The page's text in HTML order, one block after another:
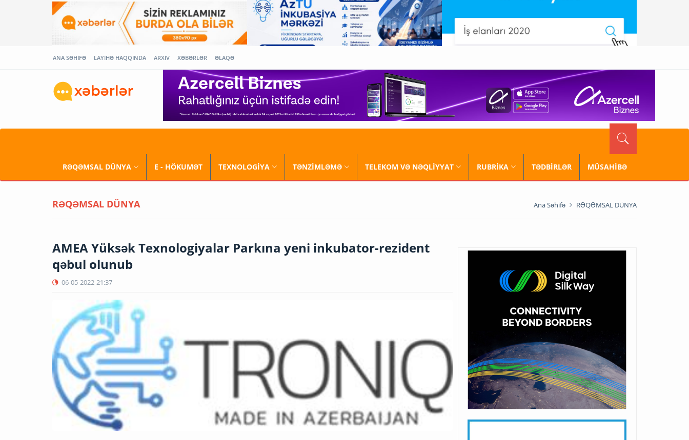
ANA SƏHİFƏ LAYİHƏ HAQQINDA ARXİV XƏBƏRLƏR ƏLAQƏ
RƏQƏMSAL DÜNYA E - HÖKUMƏT TEXNOLOGİYA TƏNZİMLƏMƏ TELEKOM VƏ NƏQLİYYAT RUBRİKA TƏDBİRLƏR MÜSAHİBƏ
RƏQƏMSAL DÜNYA Ana Səhifə RƏQƏMSAL DÜNYA
AMEA Yüksək Texnologiyalar Parkına yeni inkubator-rezident
qəbul olunub
06-05-2022 21:37